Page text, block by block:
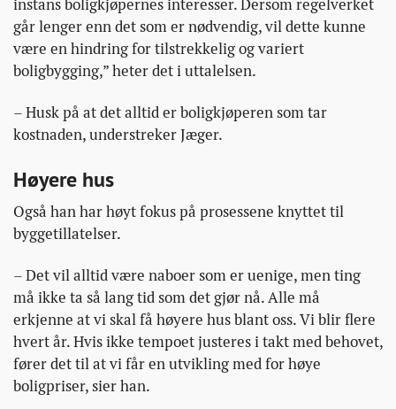
instans boligkjøpernes interesser. Dersom regelverket
går lenger enn det som er nødvendig, vil dette kunne
være en hindring for tilstrekkelig og variert
boligbygging,” heter det i uttalelsen.
– Husk på at det alltid er boligkjøperen som tar
kostnaden, understreker Jæger.
Høyere hus
Også han har høyt fokus på prosessene knyttet til
byggetillatelser.
– Det vil alltid være naboer som er uenige, men ting
må ikke ta så lang tid som det gjør nå. Alle må
erkjenne at vi skal få høyere hus blant oss. Vi blir flere
hvert år. Hvis ikke tempoet justeres i takt med behovet,
fører det til at vi får en utvikling med for høye
boligpriser, sier han.